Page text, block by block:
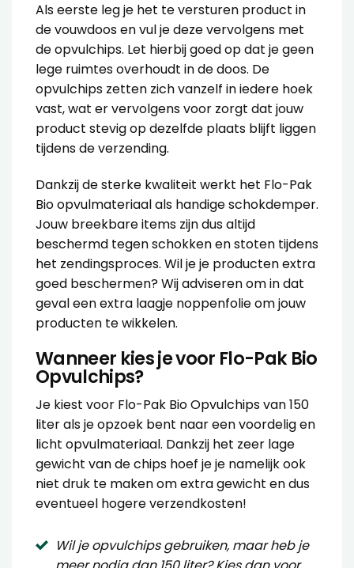
Als eerste leg je het te versturen product in
de vouwdoos en vul je deze vervolgens met
de opvulchips. Let hierbij goed op dat je geen
lege ruimtes overhoudt in de doos. De
opvulchips zetten zich vanzelf in iedere hoek
vast, wat er vervolgens voor zorgt dat jouw
product stevig op dezelfde plaats blijft liggen
tijdens de verzending.
Dankzij de sterke kwaliteit werkt het Flo-Pak
Bio opvulmateriaal als handige schokdemper.
Jouw breekbare items zijn dus altijd
beschermd tegen schokken en stoten tijdens
het zendingsproces. Wil je je producten extra
goed beschermen? Wij adviseren om in dat
geval een extra laagje noppenfolie om jouw
producten te wikkelen.
Wanneer kies je voor Flo-Pak Bio
Opvulchips?
Je kiest voor Flo-Pak Bio Opvulchips van 150
liter als je opzoek bent naar een voordelig en
licht opvulmateriaal. Dankzij het zeer lage
gewicht van de chips hoef je je namelijk ook
niet druk te maken om extra gewicht en dus
eventueel hogere verzendkosten!
Wil je opvulchips gebruiken, maar heb je